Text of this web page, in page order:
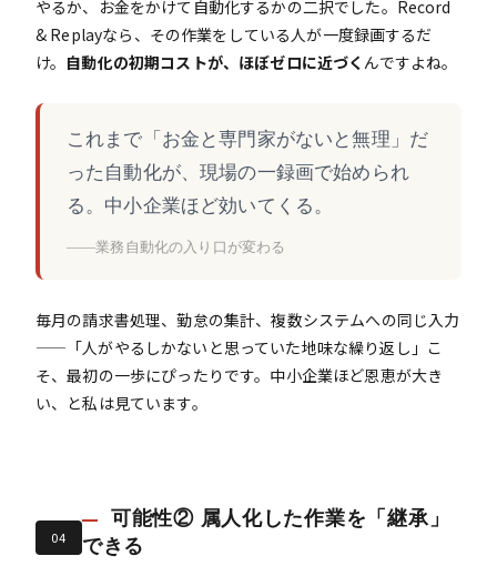
やるか、お金をかけて自動化するかの二択でした。Record
& Replayなら、その作業をしている人が一度録画するだ
け。 自動化の初期コストが、ほぼゼロに近づく んですよね。
これまで「お金と専門家がないと無理」だ
った自動化が、現場の一録画で始められ
る。中小企業ほど効いてくる。
——業務自動化の入り口が変わる
毎月の請求書処理、勤怠の集計、複数システムへの同じ入力
——「人がやるしかないと思っていた地味な繰り返し」こ
そ、最初の一歩にぴったりです。中小企業ほど恩恵が大き
い、と私は見ています。
04
可能性② 属人化した作業を「継承」
できる